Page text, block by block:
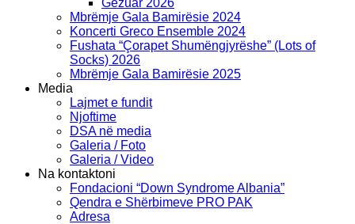
Gezuar 2026
Mbrëmje Gala Bamirësie 2024
Koncerti Greco Ensemble 2024
Fushata “Çorapet Shumëngjyrëshe” (Lots of
Socks) 2026
Mbrëmje Gala Bamirësie 2025
Media
Lajmet e fundit
Njoftime
DSA në media
Galeria / Foto
Galeria / Video
Na kontaktoni
Fondacioni “Down Syndrome Albania”
Qendra e Shërbimeve PRO PAK
Adresa